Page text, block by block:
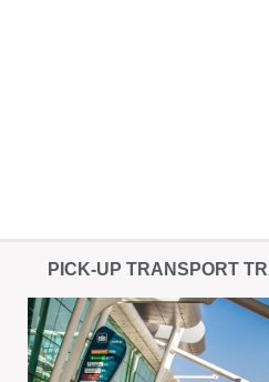
PICK-UP TRANSPORT